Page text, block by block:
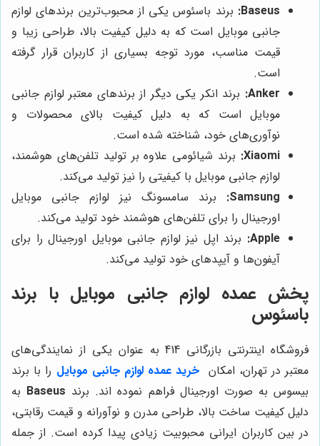
Baseus: برند باسئوس یکی از محبوب‌ترین برندهای لوازم
جانبی موبایل است که به دلیل کیفیت بالا، طراحی زیبا و
قیمت مناسب، مورد توجه بسیاری از کاربران قرار گرفته
است.
Anker: برند انکر یکی دیگر از برندهای معتبر لوازم جانبی
موبایل است که به دلیل کیفیت بالای محصولات و
نوآوری‌های خود، شناخته شده است.
Xiaomi: برند شیائومی علاوه بر تولید تلفن‌های هوشمند،
لوازم جانبی موبایل با کیفیتی را نیز تولید می‌کند.
Samsung:
برند سامسونگ نیز لوازم جانبی موبایل
اورجینال را برای تلفن‌های هوشمند خود تولید می‌کند.
Apple: برند اپل نیز لوازم جانبی موبایل اورجینال را برای
آیفون‌ها و آیپد‌های خود تولید می‌کند.
پخش عمده لوازم جانبی موبایل با برند
باسئوس
فروشگاه اینترنتی بازرگانی 414 به عنوان یکی از نمایندگی‌های
معتبر در تهران، امکان خرید عمده لوازم جانبی موبایل را با برند
بیسوس به صورت اورجینال فراهم نموده اند. برند Baseus به
دلیل کیفیت ساخت بالا، طراحی مدرن و نوآورانه و قیمت رقابتی،
در بین کاربران ایرانی محبوبیت زیادی پیدا کرده است. از جمله